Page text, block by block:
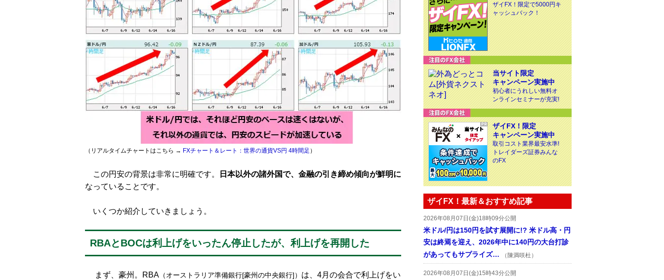
（リアルタイムチャートはこちら → FXチャート＆レート：世界の通貨VS円 4時間足 ）
この円安の背景は非常に明確です。
日本以外の諸外国で、金融の引き締め傾向が鮮明に
なっていることです。
いくつか紹介していきましょう。
RBAとBOCは利上げをいったん停止したが、利上げを再開した
まず、豪州。RBA （オーストラリア準備銀行[豪州の中央銀行]） は、4月の会合で利上げをい
ザイFX！限定で5000円キ
ャッシュバック！
当サイト限定
キャンペーン実施中
初心者にうれしい無料オ
ンラインセミナーが充実!
ザイFX！限定
キャンペーン実施中
取引コスト業界最安水準!
トレイダーズ証券みんな
のFX
ザイFX！最新＆おすすめ記事
2026年08月07日(金)18時09分公開
米ドル/円は150円を試す展開に!? 米ドル高・円
安は終焉を迎え、2026年中に140円の大台打診
があってもサプライズ…
（陳満咲杜）
2026年08月07日(金)15時43分公開